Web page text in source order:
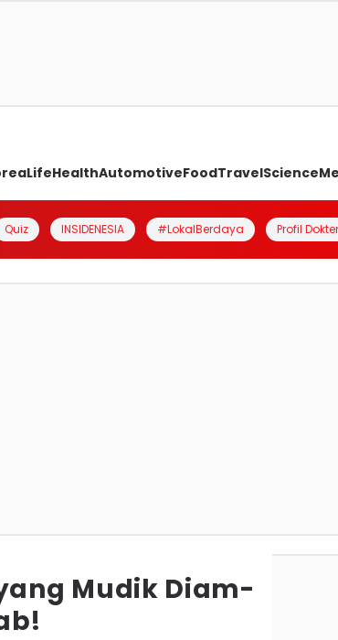
LifeHealthAutomotiveFoodTravelScience
Quiz INSIDENESIA #LokalBerdaya Profil Dokter
Mudik Diam-